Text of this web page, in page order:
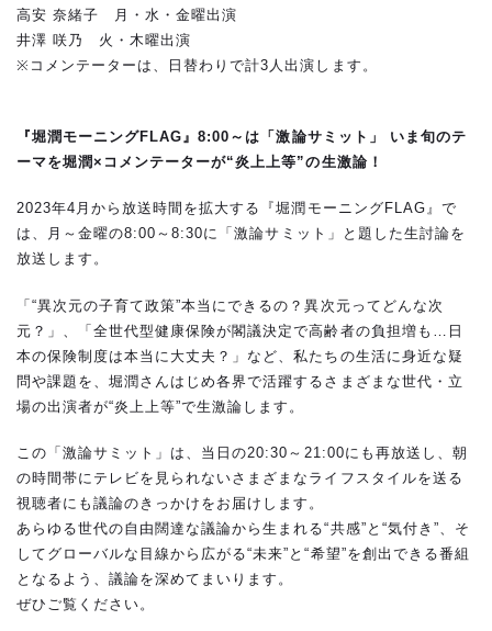
高安 奈緒子 月・水・金曜出演
井澤 咲乃 火・木曜出演
※コメンテーターは、日替わりで計3人出演します。
『堀潤モーニングFLAG』8:00～は「激論サミット」 いま旬のテ
ーマを堀潤×コメンテーターが“炎上上等”の生激論！
2023年4月から放送時間を拡大する『堀潤モーニングFLAG』で
は、月～金曜の8:00～8:30に「激論サミット」と題した生討論を
放送します。
「“異次元の子育て政策”本当にできるの？異次元ってどんな次
元？」、「全世代型健康保険が閣議決定で高齢者の負担増も…日
本の保険制度は本当に大丈夫？」など、私たちの生活に身近な疑
問や課題を、堀潤さんはじめ各界で活躍するさまざまな世代・立
場の出演者が“炎上上等”で生激論します。
この「激論サミット」は、当日の20:30～21:00にも再放送し、朝
の時間帯にテレビを見られないさまざまなライフスタイルを送る
視聴者にも議論のきっかけをお届けします。
あらゆる世代の自由闊達な議論から生まれる“共感”と“気付き”、そ
してグローバルな目線から広がる“未来”と“希望”を創出できる番組
となるよう、議論を深めてまいります。
ぜひご覧ください。